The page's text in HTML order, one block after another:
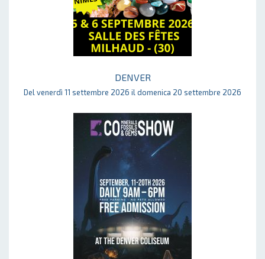
DENVER
Del venerdì 11 settembre 2026 il domenica 20 settembre 2026